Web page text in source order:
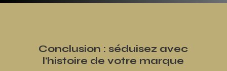
Conclusion : séduisez avec
l'histoire de votre marque